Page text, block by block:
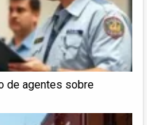
de agentes sobre